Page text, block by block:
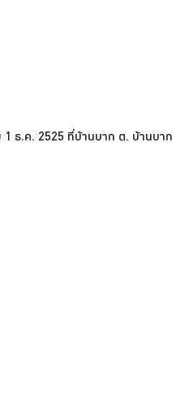
ธ.ค. 2525 ที่บ้านบาก ต. บ้านบาก